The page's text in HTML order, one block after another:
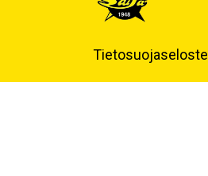
Tietosuojaseloste